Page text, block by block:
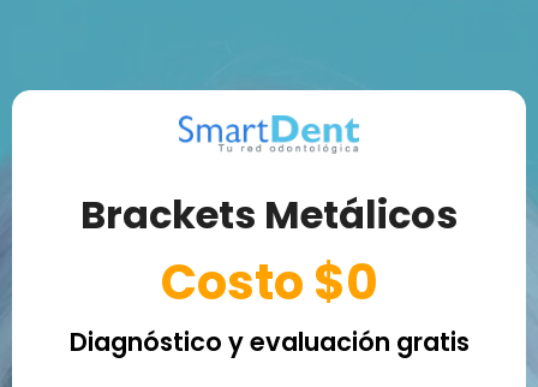
Brackets Metálicos
Costo $0
Diagnóstico y evaluación gratis